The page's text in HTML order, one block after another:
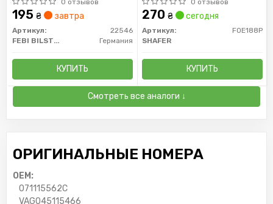
0 отзывов
195 ₴ завтра
Артикул:
22546
FEBI BILSTEIN
Германия
КУПИТЬ
0 отзывов
270 ₴ сегодня
Артикул:
FOE188P
SHAFER
КУПИТЬ
Смотреть все аналоги ↓
ОРИГИНАЛЬНЫЕ НОМЕРА
OEM:
071115562C
VAG045115466